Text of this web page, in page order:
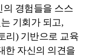
의 경험들을 스스
기회가 되고,
리 ) 기반으로 교육
한 자신의 의견을